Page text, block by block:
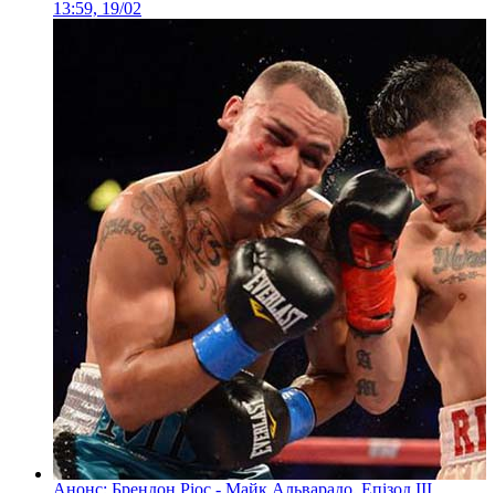
13:59, 19/02
Анонс: Брендон Ріос - Майк Альварадо. Епізод ІІІ